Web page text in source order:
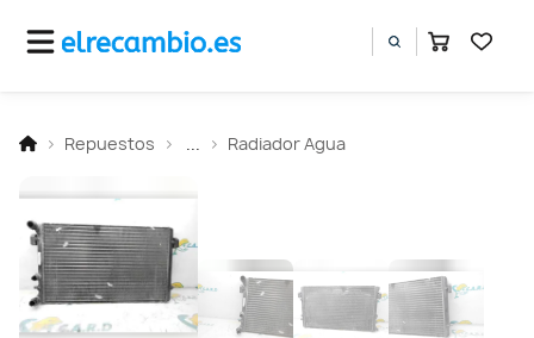
Repuestos Radiador Agua